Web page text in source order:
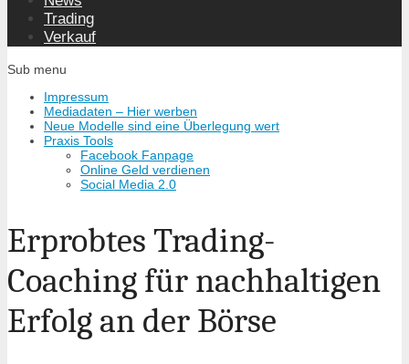
Trading
Verkauf
Sub menu
Impressum
Mediadaten – Hier werben
Neue Modelle sind eine Überlegung wert
Praxis Tools
Facebook Fanpage
Online Geld verdienen
Social Media 2.0
Erprobtes Trading-
Coaching für nachhaltigen
Erfolg an der Börse